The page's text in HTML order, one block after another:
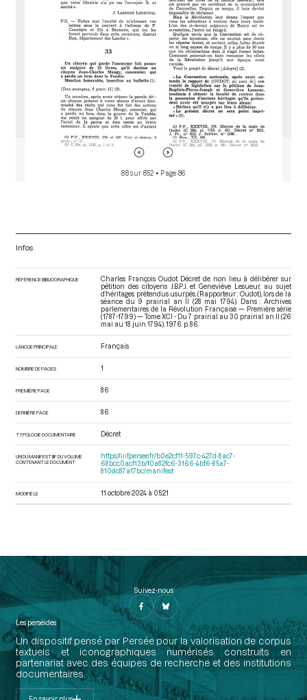
88 sur 852 • Page 86
Infos
RÉFÉRENCE BIBLIOGRAPHIQUE
Charles François Oudot. Décret de non lieu à délibérer sur
pétition des citoyens J.B.P.J. et Geneviève Lesueur, au sujet
d’héritages prétendus usurpés. (Rapporteur : Oudot), lors de la
séance du 9 prairial an II (28 mai 1794). Dans : Archives
parlementaires de la Révolution Française — Première série
(1787-1799) — Tome XCI - Du 7 prairial au 30 prairial an II (26
mai au 18 juin 1794) . 1976. p. 86.
LANGUE PRINCIPALE Français
NOMBRE DE PAGES 1
PREMIÈRE PAGE 86
DERNIÈRE PAGE 86
TYPOLOGIE DOCUMENTAIRE Décret
URI DU MANIFEST IIIF DU VOLUME
CONTENANT LE DOCUMENT
https://iiif.persee.fr/b0e2cf11-597c-427d-8ac7-
68bcc0acf13b/f0a82fc6-3166-4bf6-85a7-
810dc87a17bc/manifest
MODIFIÉ LE 11 octobre 2024 à 05:21
Suivez-nous
Les perséides
Un dispositif pensé par Persée pour la valorisation de corpus
textuels et iconographiques numérisés construits en
partenariat avec des équipes de recherche et des institutions
documentaires.